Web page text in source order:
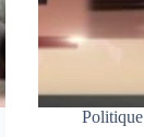
Politique